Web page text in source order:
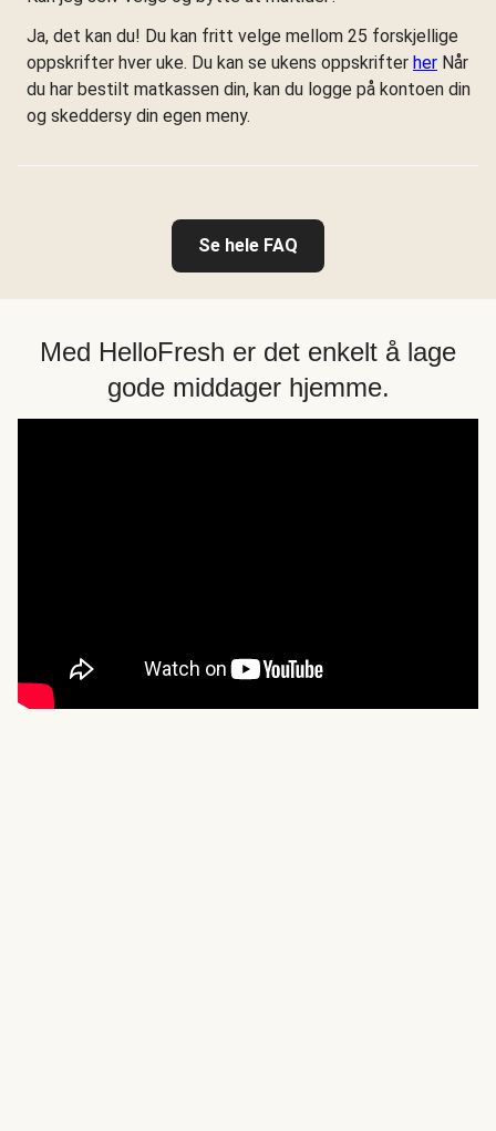
Ja, det kan du! Du kan fritt velge mellom 25 forskjellige
oppskrifter hver uke. Du kan se ukens oppskrifter her Når
du har bestilt matkassen din, kan du logge på kontoen din
og skeddersy din egen meny.
Se hele FAQ
Med HelloFresh er det enkelt å lage
gode middager hjemme.